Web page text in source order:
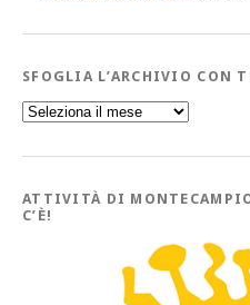
SFOGLIA L’ARCHIVIO CON
Sfoglia
l’Archivio
tutti
Articoli
ATTIVITÀ DI
C’È!